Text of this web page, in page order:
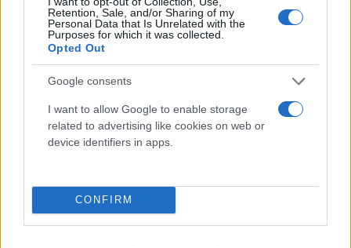
Retention, Sale, and/or Sharing of my
Personal Data that Is Unrelated with the
Purposes for which it was collected.
Opted Out
Google consents
I want to allow Google to enable storage
related to advertising like cookies on web or
device identifiers in apps.
CONFIRM
κατάταξη. Η ιστορία των αναμετρήσεων κόντρα στη
Νορβηγία δεν είναι υπέρ των Κύπριων, οι οποίοι
δεν έχουν νικήσει στα τελευταία εννέα ματς που
έχουν κοντράρει τις δυνάμεις τους. Στα 3 από τα 4
τελευταία μεταξύ τους ματς, σημειώθηκε το 2-3
γκολ, το οποίο και θα επιλέξουμε γι’ απόψε στο